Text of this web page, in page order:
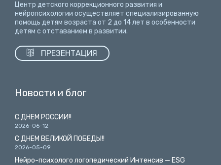
Центр детского коррекционного развития и
нейропсихологии осуществляет специализированную
помощь детям возраста от 2 до 14 лет в особенности
детям с отставанием в развитии.
 ПРЕЗЕНТАЦИЯ
Новости и блог
С ДНЕМ РОССИИ!!
2026-06-12
С ДНЕМ ВЕЛИКОЙ ПОБЕДЫ!!
2026-05-09
Нейро-психолого логопедический Интенсив — ESG